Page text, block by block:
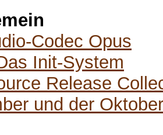
Codec Opus
Init-System
Release
und der